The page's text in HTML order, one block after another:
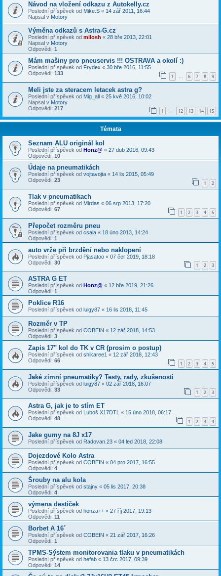
Návod na vložení odkazu z Autokelly.cz
Poslední příspěvek od Mike.S « 14 zář 2011, 16:44
Napsal v Motory
Výměna odkazů s Astra-G.cz
Poslední příspěvek od milosh « 28 bře 2013, 22:01
Napsal v Motory
Odpovědi: 1
Mám mašiny pro pneuservis !!! OSTRAVA a okolí :)
Poslední příspěvek od Frydex « 30 bře 2016, 11:55
Odpovědi: 133 1 … 6 7 8 9
Meli jste za steracem letacek astra g?
Poslední příspěvek od Mig_all « 25 kvě 2016, 10:02
Napsal v Motory
Odpovědi: 217 1 12 13 14 15
Témata
Seznam ALU originál kol
Poslední příspěvek od Honz@ « 27 dub 2016, 09:43
Odpovědi: 10
Údaje na pneumatikách
Poslední příspěvek od vojtavojta « 14 lis 2015, 05:49
Odpovědi: 23 1 2
Tlak v pneumatikach
Poslední příspěvek od Mirdas « 06 srp 2013, 17:20
Odpovědi: 67 1 2 3 4 5
Přepočet rozměru pneu
Poslední příspěvek od csala « 18 úno 2013, 14:24
Odpovědi: 1
auto vrže při brzdění nebo naklopení
Poslední příspěvek od Pjasatoo « 07 čer 2019, 18:18
Odpovědi: 30 1 2 3
ASTRA G ET
Poslední příspěvek od Honz@ « 12 bře 2019, 21:26
Odpovědi: 1
Poklice R16
Poslední příspěvek od luigy87 « 16 lis 2018, 11:45
Rozměr v TP
Poslední příspěvek od COBEIN « 12 zář 2018, 14:53
Odpovědi: 3
Zapis 17" kol do TK v CR (prosim o postup)
Poslední příspěvek od shikaree1 « 12 zář 2018, 12:43
Odpovědi: 66 1 2 3 4 5
Jaké zimní pneumatiky? Testy, rady, zkušenosti
Poslední příspěvek od luigy87 « 02 zář 2018, 16:07
Odpovědi: 33 1 2 3
Astra G, jak je to stím ET
Poslední příspěvek od Luboš X17DTL « 15 úno 2018, 06:17
Odpovědi: 48 1 2 3 4
Jake gumy na 8J x17
Poslední příspěvek od Radovan.23 « 04 led 2018, 22:08
Dojezdové Kolo Astra
Poslední příspěvek od COBEIN « 04 pro 2017, 16:55
Odpovědi: 4
Šrouby na alu kola
Poslední příspěvek od stajny « 05 lis 2017, 20:38
Odpovědi: 4
výmena destiček
Poslední příspěvek od honza++ « 27 říj 2017, 19:13
Odpovědi: 11
Borbet A 16´
Poslední příspěvek od COBEIN « 21 zář 2017, 16:26
Odpovědi: 1
TPMS-Sýstem monitorovania tlaku v pneumatikách
Poslední příspěvek od hefab « 13 črc 2017, 09:39
Odpovědi: 14